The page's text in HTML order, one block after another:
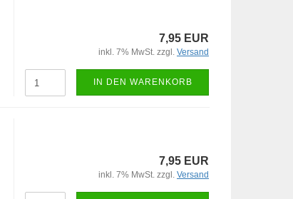
7,95 EUR
inkl. 7% MwSt. zzgl. Versand
IN DEN WARENKORB
7,95 EUR
inkl. 7% MwSt. zzgl. Versand